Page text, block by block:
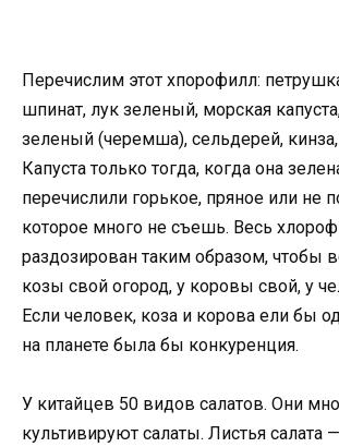
Перечислим этот хпорофилл:
шпинат, лук зеленый, морская
зеленый (черемша), сельдерей,
Капуста только тогда, когда она
перечислили горькое, пряное или не
которое много не съешь. Весь
раздозирован таким образом, чтобы
козы свой огород, у коровы свой, у
Если человек, коза и корова ели бы
на планете была бы конкуренция.
У китайцев 50 видов салатов. Они
культивируют салаты. Листья салата